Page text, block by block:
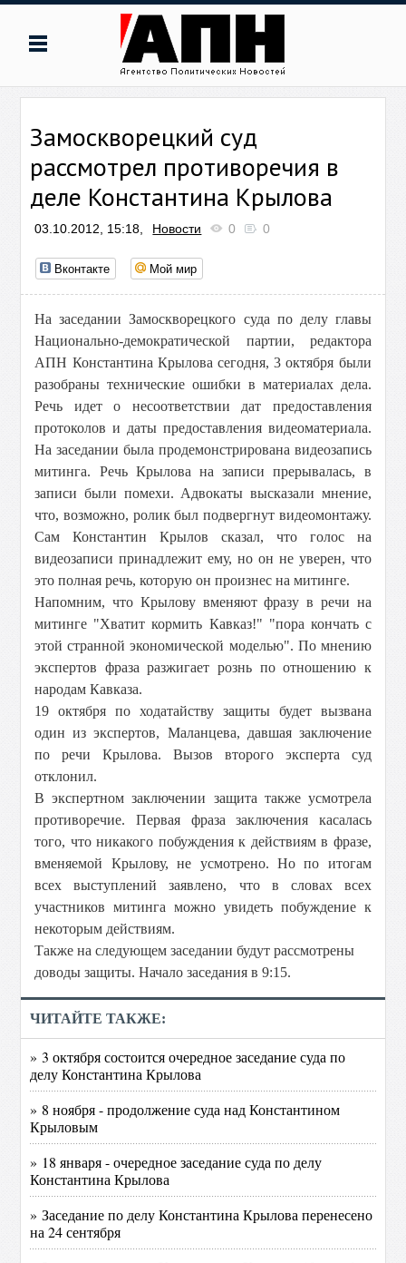
Замоскворецкий суд
рассмотрел противоречия в
деле Константина Крылова
03.10.2012, 15:18, Новости 0 0
Вконтакте Мой мир
На заседании Замоскворецкого суда по делу главы
Национально-демократической партии, редактора
АПН Константина Крылова сегодня, 3 октября были
разобраны технические ошибки в материалах дела.
Речь идет о несоответствии дат предоставления
протоколов и даты предоставления видеоматериала.
На заседании была продемонстрирована видеозапись
митинга. Речь Крылова на записи прерывалась, в
записи были помехи. Адвокаты высказали мнение,
что, возможно, ролик был подвергнут видеомонтажу.
Сам Константин Крылов сказал, что голос на
видеозаписи принадлежит ему, но он не уверен, что
это полная речь, которую он произнес на митинге.
Напомним, что Крылову вменяют фразу в речи на
митинге "Хватит кормить Кавказ!" "пора кончать с
этой странной экономической моделью". По мнению
экспертов фраза разжигает рознь по отношению к
народам Кавказа.
19 октября по ходатайству защиты будет вызвана
один из экспертов, Маланцева, давшая заключение
по речи Крылова. Вызов второго эксперта суд
отклонил.
В экспертном заключении защита также усмотрела
противоречие. Первая фраза заключения касалась
того, что никакого побуждения к действиям в фразе,
вменяемой Крылову, не усмотрено. Но по итогам
всех выступлений заявлено, что в словах всех
участников митинга можно увидеть побуждение к
некоторым действиям.
Также на следующем заседании будут рассмотрены
доводы защиты. Начало заседания в 9:15.
ЧИТАЙТЕ ТАКЖЕ:
» 3 октября состоится очередное заседание суда по
делу Константина Крылова
» 8 ноября - продолжение суда над Константином
Крыловым
» 18 января - очередное заседание суда по делу
Константина Крылова
» Заседание по делу Константина Крылова перенесено
на 24 сентября